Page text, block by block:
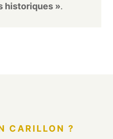
historiques ».
CARILLON ?